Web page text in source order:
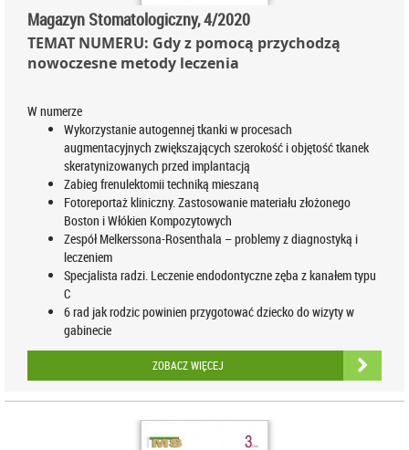
Magazyn Stomatologiczny, 4/2020
TEMAT NUMERU: Gdy z pomocą przychodzą
nowoczesne metody leczenia
W numerze
Wykorzystanie autogennej tkanki w procesach
augmentacyjnych zwiększających szerokość i objętość tkanek
skeratynizowanych przed implantacją
Zabieg frenulektomii techniką mieszaną
Fotoreportaż kliniczny. Zastosowanie materiału złożonego
Boston i Włókien Kompozytowych
Zespół Melkerssona-Rosenthala – problemy z diagnostyką i
leczeniem
Specjalista radzi. Leczenie endodontyczne zęba z kanałem typu
C
6 rad jak rodzic powinien przygotować dziecko do wizyty w
gabinecie
ZOBACZ WIĘCEJ